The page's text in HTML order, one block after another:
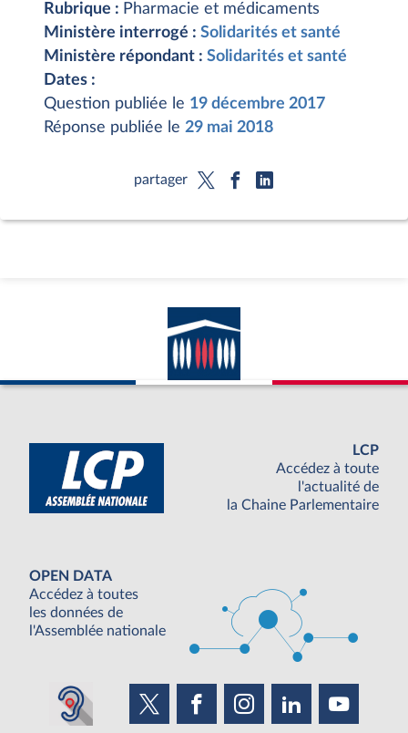
Rubrique : Pharmacie et médicaments
Ministère interrogé : Solidarités et santé
Ministère répondant : Solidarités et santé
Dates :
Question publiée le 19 décembre 2017
Réponse publiée le 29 mai 2018
partager
LCP
Accédez à toute
l'actualité de
la Chaine Parlementaire
OPEN DATA
Accédez à toutes
les données de
l'Assemblée nationale